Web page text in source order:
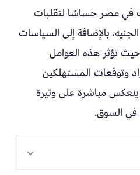
في مصر حساسًا لتقلبات
بالإضافة إلى السياسات
حيث تؤثر هذه العوامل
وتوقعات المستهلكين
مباشرة على وتيرة
في السوق.